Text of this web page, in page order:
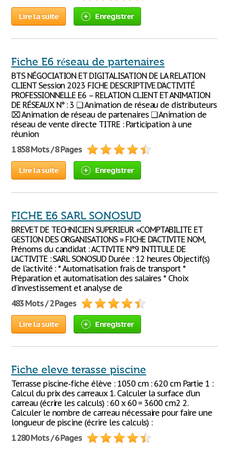
Lire la suite Enregistrer
Fiche E6 réseau de partenaires
BTS NÉGOCIATION ET DIGITALISATION DE LA RELATION
CLIENT Session 2023 FICHE DESCRIPTIVE D’ACTIVITÉ
PROFESSIONNELLE E6 – RELATION CLIENT ET ANIMATION
DE RÉSEAUX N° : 3 ❑ Animation de réseau de distributeurs
⌧ Animation de réseau de partenaires ❑ Animation de
réseau de vente directe TITRE : Participation à une
réunion
1 858 Mots / 8 Pages
Lire la suite Enregistrer
FICHE E6 SARL SONOSUD
BREVET DE TECHNICIEN SUPERIEUR «COMPTABILITE ET
GESTION DES ORGANISATIONS » FICHE D’ACTIVITE NOM,
Prénoms du candidat : ACTIVITE N°9 INTITULE DE
L’ACTIVITE : SARL SONOSUD Durée : 12 heures Objectif(s)
de l’activité : * Automatisation frais de transport *
Préparation et automatisation des salaires * Choix
d’investissement et analyse de
483 Mots / 2 Pages
Lire la suite Enregistrer
Fiche eleve terasse piscine
Terrasse piscine-fiche élève : 1050 cm : 620 cm Partie 1 :
Calcul du prix des carreaux 1. Calculer la surface d’un
carreau (écrire les calculs) : 60 x 60 = 3600 cm2 2.
Calculer le nombre de carreau nécessaire pour faire une
longueur de piscine (écrire les calculs) :
1 280 Mots / 6 Pages